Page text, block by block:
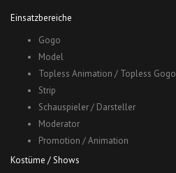
Einsatzbereiche
Gogo
Model
Topless Animation / Topless Gogo
Strip
Schauspieler / Darsteller
Moderator
Promotion / Animation
Kostüme / Shows